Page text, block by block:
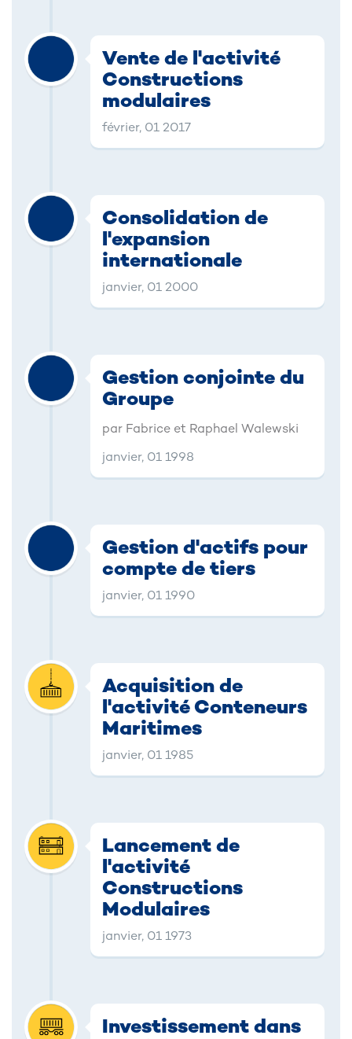
Vente de l'activité
Constructions
modulaires
février, 01 2017
Consolidation de
l'expansion
internationale
janvier, 01 2000
Gestion conjointe du
Groupe
par Fabrice et Raphael Walewski
janvier, 01 1998
Gestion d'actifs pour
compte de tiers
janvier, 01 1990
Acquisition de
l'activité Conteneurs
Maritimes
janvier, 01 1985
Lancement de
l'activité
Constructions
Modulaires
janvier, 01 1973
Investissement dans